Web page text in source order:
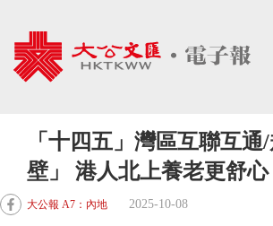
「十四五」灣區互聯互通
壁」 港人北上養老更舒心
大公報 A7：內地 2025-10-08